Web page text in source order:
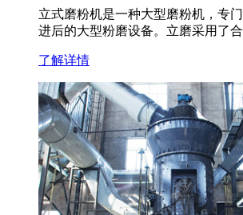
立式磨粉机是一种大型磨粉机，专
进后的大型粉磨设备。立磨采用了
了解详情